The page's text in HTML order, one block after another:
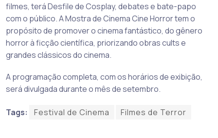
filmes, terá Desfile de Cosplay, debates e bate-papo
com o público. A Mostra de Cinema Cine Horror tem o
propósito de promover o cinema fantástico, do gênero
horror à ficção científica, priorizando obras cults e
grandes clássicos do cinema.
A programação completa, com os horários de exibição,
será divulgada durante o mês de setembro.
Tags: Festival de Cinema Filmes de Terror